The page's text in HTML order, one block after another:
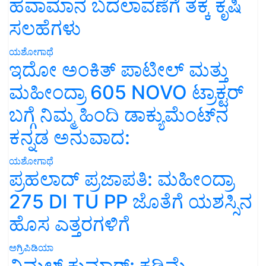
ಹವಾಮಾನ ಬದಲಾವಣೆಗೆ ತಕ್ಕ ಕೃಷಿ
ಸಲಹೆಗಳು
ಯಶೋಗಾಥೆ
ಇದೋ ಅಂಕಿತ್ ಪಾಟೀಲ್ ಮತ್ತು
ಮಹೀಂದ್ರಾ 605 NOVO ಟ್ರಾಕ್ಟರ್
ಬಗ್ಗೆ ನಿಮ್ಮ ಹಿಂದಿ ಡಾಕ್ಯುಮೆಂಟ್‌ನ
ಕನ್ನಡ ಅನುವಾದ:
ಯಶೋಗಾಥೆ
ಪ್ರಹಲಾದ್ ಪ್ರಜಾಪತಿ: ಮಹೀಂದ್ರಾ
275 DI TU PP ಜೊತೆಗೆ ಯಶಸ್ಸಿನ
ಹೊಸ ಎತ್ತರಗಳಿಗೆ
ಅಗ್ರಿಪಿಡಿಯಾ